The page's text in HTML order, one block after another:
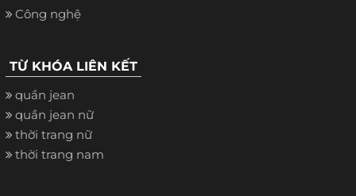
Công nghệ
TỪ KHÓA LIÊN KẾT
quần jean
quần jean nữ
thời trang nữ
thời trang nam